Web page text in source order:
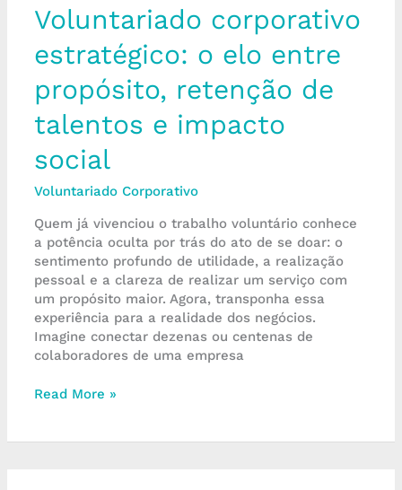
Voluntariado corporativo
estratégico: o elo entre
propósito, retenção de
talentos e impacto
social
Voluntariado Corporativo
Quem já vivenciou o trabalho voluntário conhece
a potência oculta por trás do ato de se doar: o
sentimento profundo de utilidade, a realização
pessoal e a clareza de realizar um serviço com
um propósito maior. Agora, transponha essa
experiência para a realidade dos negócios.
Imagine conectar dezenas ou centenas de
colaboradores de uma empresa
impacto
social
Read More »